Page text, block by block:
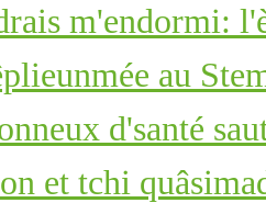
m'endormi:
au
d'santé
et tchi